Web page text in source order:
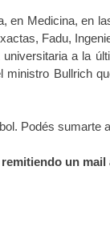
en Medicina, en
Fadu,
a la
Bullrich
Podés sumarte
un mail